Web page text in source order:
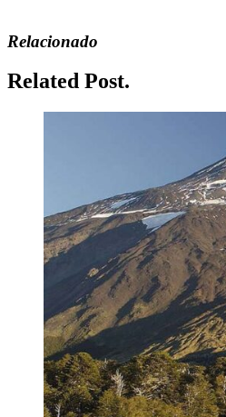
Relacionado
Related Post.